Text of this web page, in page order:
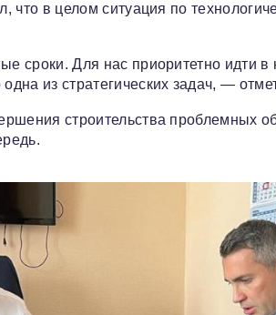
что в целом ситуация по
сроки. Для нас приоритетно идти в
из стратегических задач, —
строительства проблемных